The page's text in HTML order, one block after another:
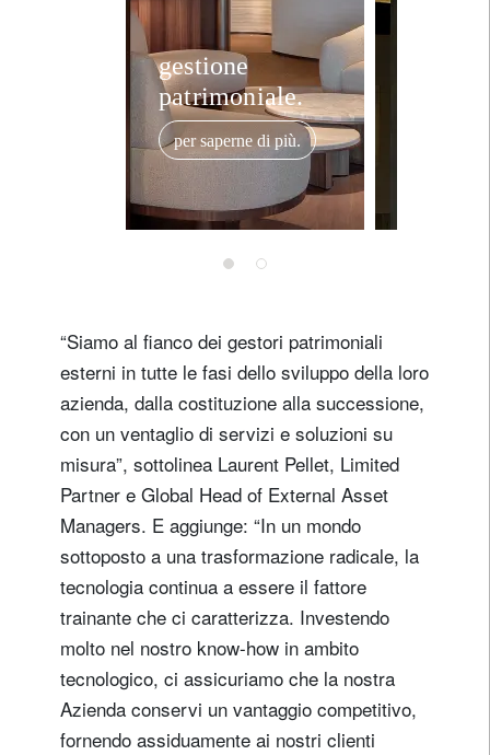
gestione
patrimoniale.
per saperne di più.
“Siamo al fianco dei gestori patrimoniali
esterni in tutte le fasi dello sviluppo della loro
azienda, dalla costituzione alla successione,
con un ventaglio di servizi e soluzioni su
misura”, sottolinea Laurent Pellet, Limited
Partner e Global Head of External Asset
Managers. E aggiunge: “In un mondo
sottoposto a una trasformazione radicale, la
tecnologia continua a essere il fattore
trainante che ci caratterizza. Investendo
molto nel nostro know-how in ambito
tecnologico, ci assicuriamo che la nostra
Azienda conservi un vantaggio competitivo,
fornendo assiduamente ai nostri clienti